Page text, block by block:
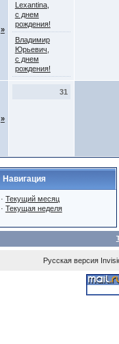
»
Lexantina,
с днем
рождения!
Владимир
Юрьевич,
с днем
рождения!
»
31
Навигация
· Текущий месяц
· Текущая неделя
Русская версия